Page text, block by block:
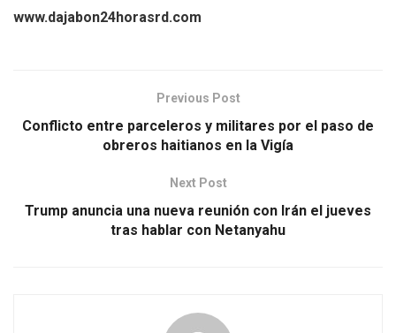
www.dajabon24horasrd.com
Previous Post
Conflicto entre parceleros y militares por el paso de
obreros haitianos en la Vigía
Next Post
Trump anuncia una nueva reunión con Irán el jueves
tras hablar con Netanyahu